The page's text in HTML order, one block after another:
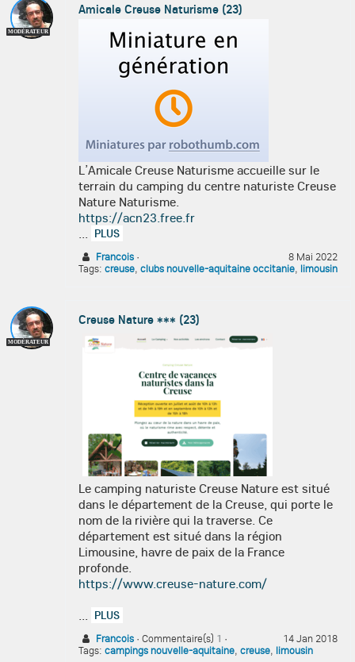
MODÉRATEUR
Amicale Creuse Naturisme (23)
L’Amicale Creuse Naturisme accueille sur le
terrain du camping du centre naturiste Creuse
Nature Naturisme.
https://acn23.free.fr
... PLUS
Francois 8 Mai 2022
·
Tags: creuse, clubs nouvelle-aquitaine occitanie, limousin
MODÉRATEUR
Creuse Nature *** (23)
Le camping naturiste Creuse Nature est situé
dans le département de la Creuse, qui porte le
nom de la rivière qui la traverse. Ce
département est situé dans la région
Limousine, havre de paix de la France
profonde.
https://www.creuse-nature.com/
... PLUS
Francois 14 Jan 2018
· Commentaire(s) 1 ·
Tags: campings nouvelle-aquitaine, creuse, limousin